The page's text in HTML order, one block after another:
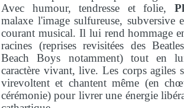
Avec humour, tendresse et folie,
malaxe l'image sulfureuse, subversive
courant musical. Il lui rend hommage
racines (reprises revisitées des
Beach Boys notamment) tout en
caractère vivant, live. Les corps agiles
virevoltent et chantent même (en
cérémonie) pour livrer une énergie